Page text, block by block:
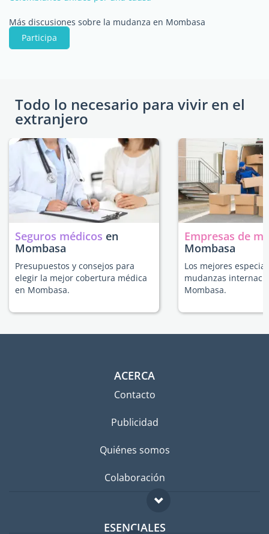
Más discusiones sobre la mudanza en Mombasa
Participa
Todo lo necesario para vivir en el
extranjero
Seguros médicos en
Mombasa
Presupuestos y consejos para
elegir la mejor cobertura médica
en Mombasa.
Empresas de
Mombasa
Los mejores
mudanzas
Mombasa.
ACERCA
Contacto
Publicidad
Quiénes somos
Colaboración
ESENCIALES